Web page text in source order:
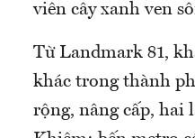
viên cây xanh ven
Từ Landmark 81,
khác trong thành
rộng, nâng cấp, hai